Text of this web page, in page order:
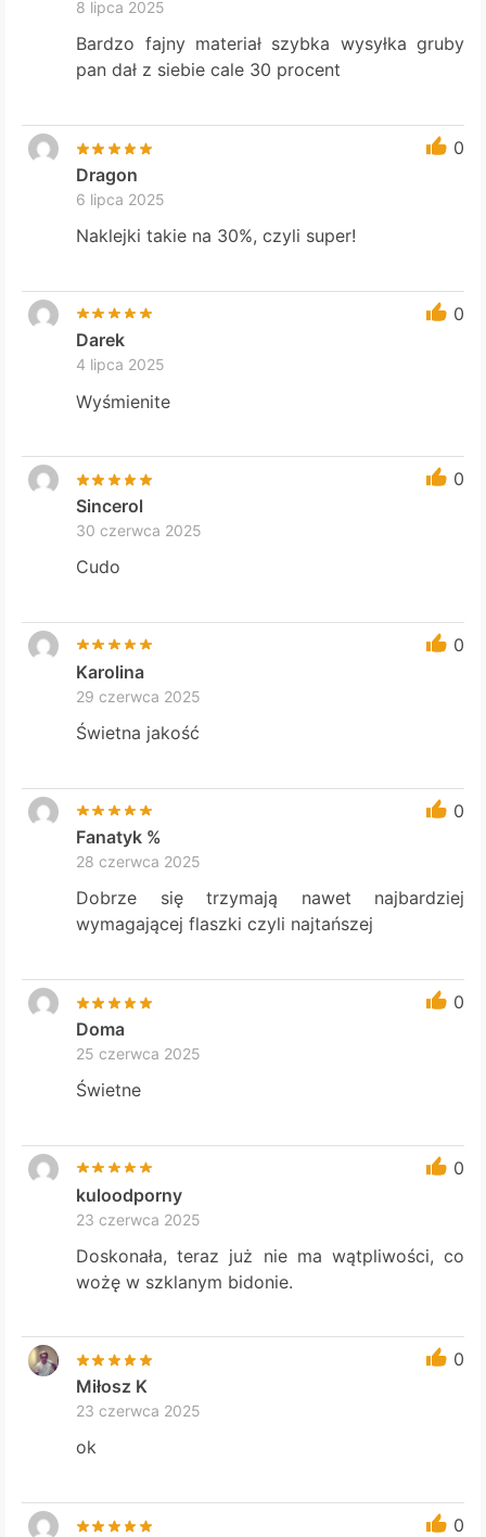
8 lipca 2025
Bardzo fajny materiał szybka wysyłka gruby
pan dał z siebie cale 30 procent
0
Dragon
6 lipca 2025
Naklejki takie na 30%, czyli super!
0
Darek
4 lipca 2025
Wyśmienite
0
Sincerol
30 czerwca 2025
Cudo
0
Karolina
29 czerwca 2025
Świetna jakość
0
Fanatyk %
28 czerwca 2025
Dobrze się trzymają nawet najbardziej
wymagającej flaszki czyli najtańszej
0
Doma
25 czerwca 2025
Świetne
0
kuloodporny
23 czerwca 2025
Doskonała, teraz już nie ma wątpliwości, co
wożę w szklanym bidonie.
0
Miłosz K
23 czerwca 2025
ok
0